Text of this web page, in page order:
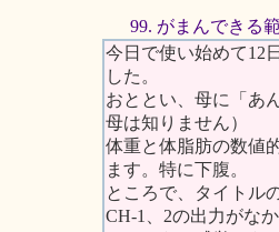
99. がまんできる
今日で使い始めて12
した。
おととい、母に「あ
母は知りません）
体重と体脂肪の数値
ます。特に下腹。
ところで、タイトル
CH-1、2の出力がな